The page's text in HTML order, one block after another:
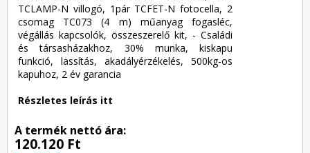
TCLAMP-N villogó, 1pár TCFET-N fotocella, 2
csomag TC073 (4 m) műanyag fogasléc,
végállás kapcsolók, összeszerelő kit, - Családi
és társasházakhoz, 30% munka, kiskapu
funkció, lassítás, akadályérzékelés, 500kg-os
kapuhoz, 2 év garancia
Részletes leírás itt
A termék nettó ára:
120.120 Ft